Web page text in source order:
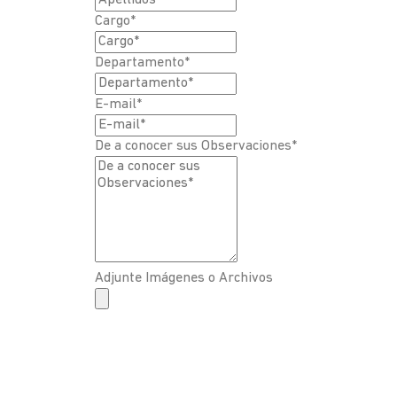
Cargo*
Departamento*
E-mail*
De a conocer sus Observaciones*
Adjunte Imágenes o Archivos